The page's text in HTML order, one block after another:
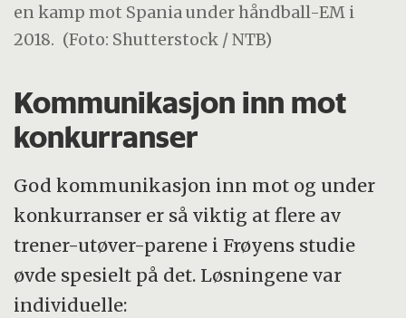
en kamp mot Spania under håndball-EM i
2018. (Foto: Shutterstock / NTB)
Kommunikasjon inn mot
konkurranser
God kommunikasjon inn mot og under
konkurranser er så viktig at flere av
trener-utøver-parene i Frøyens studie
øvde spesielt på det. Løsningene var
individuelle: